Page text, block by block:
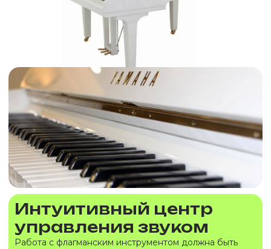
Интуитивный центр
управления звуком
Работа с флагманским инструментом должна быть